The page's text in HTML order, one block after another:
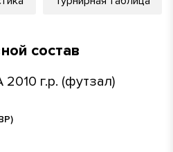
состав
г.р. (футзал)